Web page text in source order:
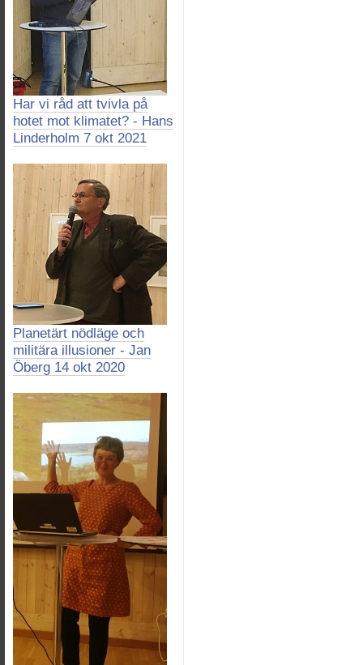
Har vi råd att tvivla på
hotet mot klimatet? - Hans
Linderholm 7 okt 2021
Planetärt nödläge och
militära illusioner - Jan
Öberg 14 okt 2020